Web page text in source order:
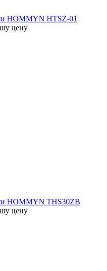
HOMMYN HTSZ-01
цену
HOMMYN THS30ZB
цену